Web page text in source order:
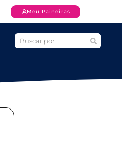
Meu Paineiras